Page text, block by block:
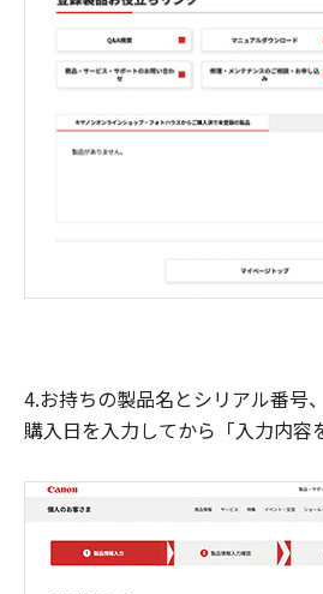
4.お持ちの製品名とシリアル番号、
購入日を入力してから「入力内容